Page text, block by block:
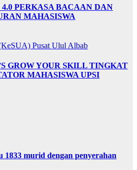
PERKASA BACAAN DAN
MAHASISWA
Pusat Ulul Albab
GROW YOUR SKILL TINGKAT
MAHASISWA UPSI
murid dengan penyerahan